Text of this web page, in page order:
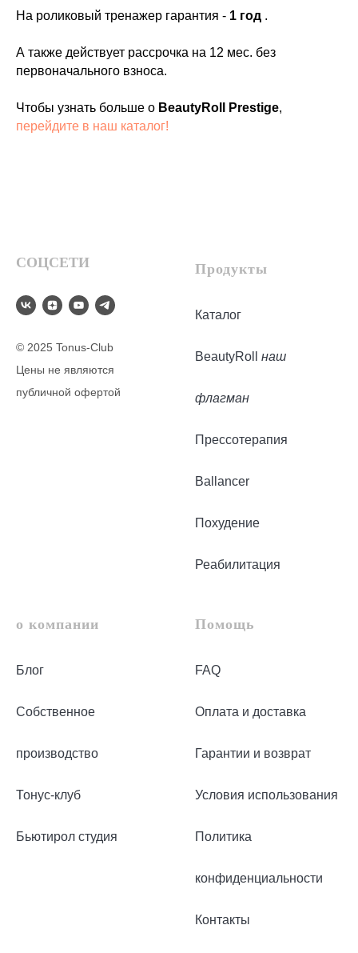
На роликовый тренажер гарантия - 1 год .
А также действует рассрочка на 12 мес. без
первоначального взноса.
Чтобы узнать больше о BeautyRoll Prestige,
перейдите в наш каталог!
СОЦСЕТИ
© 2025 Tonus-Club
Цены не являются
публичной офертой
Продукты
Каталог
BeautyRoll наш
флагман
Прессотерапия
Ballancer
Похудение
Реабилитация
о компании
Блог
Собственное
производство
Тонус-клуб
Бьютирол студия
Помощь
FAQ
Оплата и доставка
Гарантии и возврат
Условия использования
Политика
конфиденциальности
Контакты